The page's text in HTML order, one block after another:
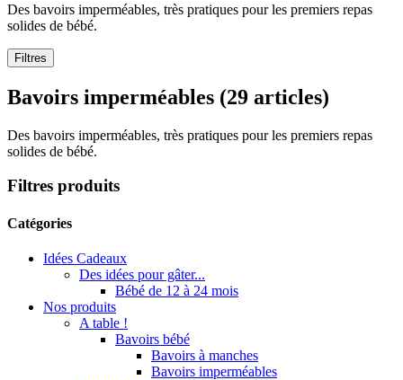
Des bavoirs imperméables, très pratiques pour les premiers repas
solides de bébé.
Filtres
Bavoirs imperméables (29 articles)
Des bavoirs imperméables, très pratiques pour les premiers repas
solides de bébé.
Filtres produits
Catégories
Idées Cadeaux
Des idées pour gâter...
Bébé de 12 à 24 mois
Nos produits
A table !
Bavoirs bébé
Bavoirs à manches
Bavoirs imperméables